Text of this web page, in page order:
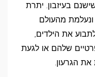
את ה-50,000 ₪ שישנם בעיזבון. יתרת
נמחקת ונעלמת מהעולם
את הילדים,
שלהם או לגעת
הגרעון.